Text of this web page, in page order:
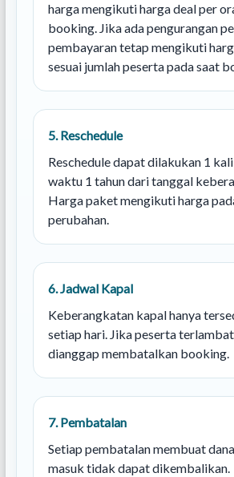
harga mengikuti harga deal per
booking. Jika ada pengurangan
pembayaran tetap mengikuti
sesuai jumlah peserta pada saat
5. Reschedule
Reschedule dapat dilakukan 1
waktu 1 tahun dari tanggal
Harga paket mengikuti harga
perubahan.
6. Jadwal Kapal
Keberangkatan kapal hanya
setiap hari. Jika peserta
dianggap membatalkan booking.
7. Pembatalan
Setiap pembatalan membuat
masuk tidak dapat dikembalikan.